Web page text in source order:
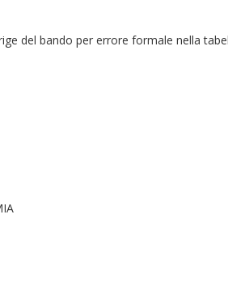
del bando per errore formale nella